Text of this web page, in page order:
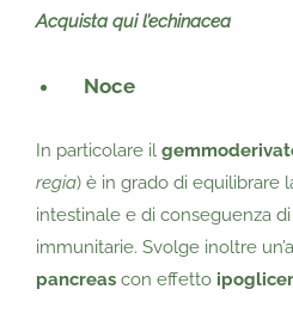
Acquista qui l’echinacea
Noce
In particolare il
regia) è in grado di equilibrare
intestinale e di conseguenza
immunitarie. Svolge inoltre
pancreas con effetto